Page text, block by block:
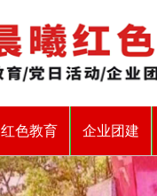
红色教育 企业团建